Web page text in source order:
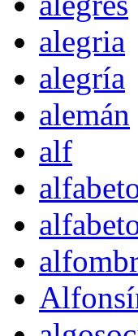
alegria
alegría
alemán
alf